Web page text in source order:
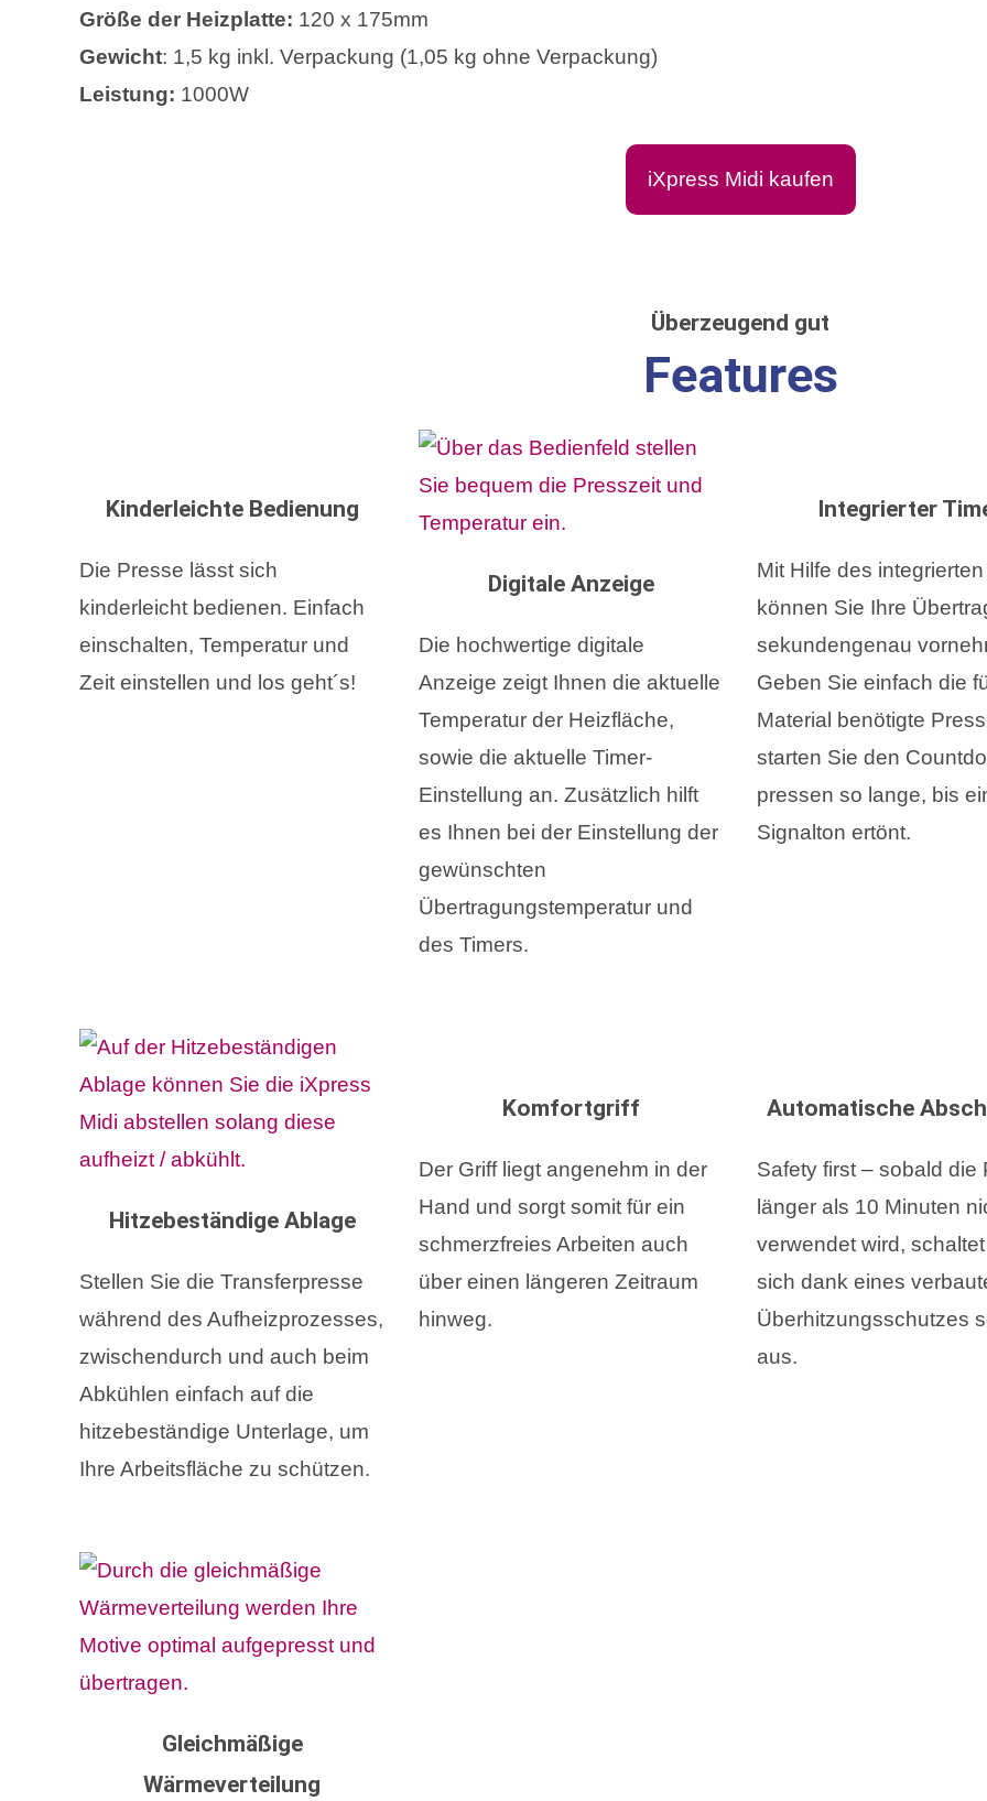
Größe der Heizplatte: 120 x 175mm
Gewicht: 1,5 kg inkl. Verpackung (1,05 kg ohne Verpackung)
Leistung: 1000W
iXpress Midi kaufen
Überzeugend gut
Features
Kinderleichte Bedienung
Die Presse lässt sich
kinderleicht bedienen. Einfach
einschalten, Temperatur und
Zeit einstellen und los geht´s!
Digitale Anzeige
Die hochwertige digitale
Anzeige zeigt Ihnen die aktuelle
Temperatur der Heizfläche,
sowie die aktuelle Timer-
Einstellung an. Zusätzlich hilft
es Ihnen bei der Einstellung der
gewünschten
Übertragungstemperatur und
des Timers.
Integrierter
Mit Hilfe des
können Sie Ihre
sekundengenau
Geben Sie einfach die
Material benötigte
starten Sie den
pressen so lange, bis
Signalton ertönt.
Hitzebeständige Ablage
Stellen Sie die Transferpresse
während des Aufheizprozesses,
zwischendurch und auch beim
Abkühlen einfach auf die
hitzebeständige Unterlage, um
Ihre Arbeitsfläche zu schützen.
Komfortgriff
Der Griff liegt angenehm in der
Hand und sorgt somit für ein
schmerzfreies Arbeiten auch
über einen längeren Zeitraum
hinweg.
Automatische
Safety first – sobald die
länger als 10 Minuten
verwendet wird,
sich dank eines
Überhitzungsschutzes
aus.
Gleichmäßige
Wärmeverteilung